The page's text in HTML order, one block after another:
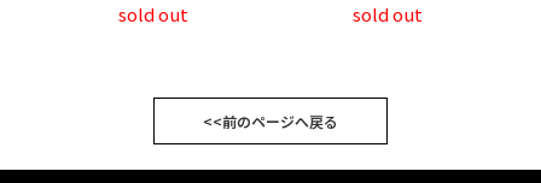
sold out sold out
<<前のページへ戻る